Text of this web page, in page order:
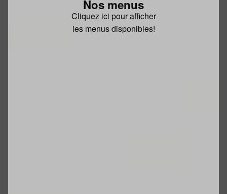
Nos menus
Cliquez ici pour afficher
les menus disponibles!